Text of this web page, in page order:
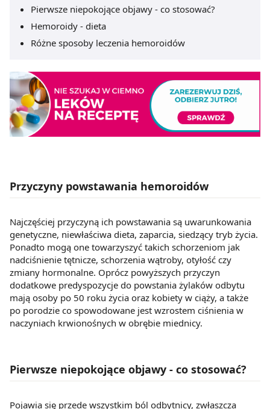
Pierwsze niepokojące objawy - co stosować?
Hemoroidy - dieta
Różne sposoby leczenia hemoroidów
Przyczyny powstawania hemoroidów
Najczęściej przyczyną ich powstawania są uwarunkowania
genetyczne, niewłaściwa dieta, zaparcia, siedzący tryb życia.
Ponadto mogą one towarzyszyć takich schorzeniom jak
nadciśnienie tętnicze, schorzenia wątroby, otyłość czy
zmiany hormonalne. Oprócz powyższych przyczyn
dodatkowe predyspozycje do powstania żylaków odbytu
mają osoby po 50 roku życia oraz kobiety w ciąży, a także
po porodzie co spowodowane jest wzrostem ciśnienia w
naczyniach krwionośnych w obrębie miednicy.
Pierwsze niepokojące objawy - co stosować?
Pojawia się przede wszystkim ból odbytnicy, zwłaszcza